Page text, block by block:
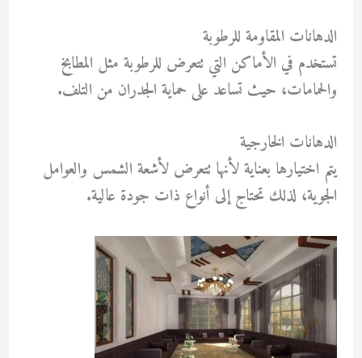
الدهانات المقاومة للرطوبة
تستخدم في الأماكن التي تتعرض للرطوبة مثل المطابخ
والحمامات، حيث تساعد على حماية الجدران من التلف.
الدهانات الخارجية
يتم اختيارها بعناية لأنها تتعرض لأشعة الشمس والعوامل
الجوية، لذلك تحتاج إلى أنواع ذات جودة عالية.